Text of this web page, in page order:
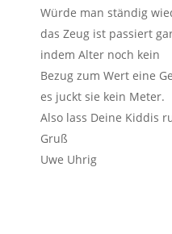
Würde man ständig
das Zeug ist passiert
indem Alter noch kein
Bezug zum Wert eine
es juckt sie kein Meter.
Also lass Deine Kiddis
Gruß
Uwe Uhrig